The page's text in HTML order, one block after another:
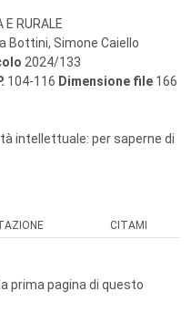
E RURALE
Bottini, Simone Caiello
2024/133
104-116 Dimensione file 166
intellettuale: per saperne di
CITAMI
prima pagina di questo